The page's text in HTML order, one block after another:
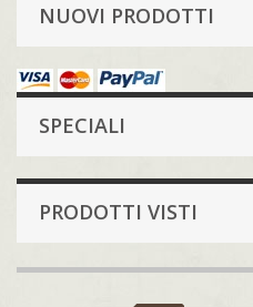
NUOVI PRODOTTI
SPECIALI
PRODOTTI VISTI